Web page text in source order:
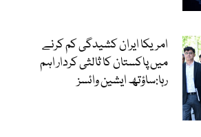
امریکا ایران کشیدگی کم کرنے
میں پاکستان کا ثالثی کردار اہم
رہا:ساؤتھ ایشین وائسز